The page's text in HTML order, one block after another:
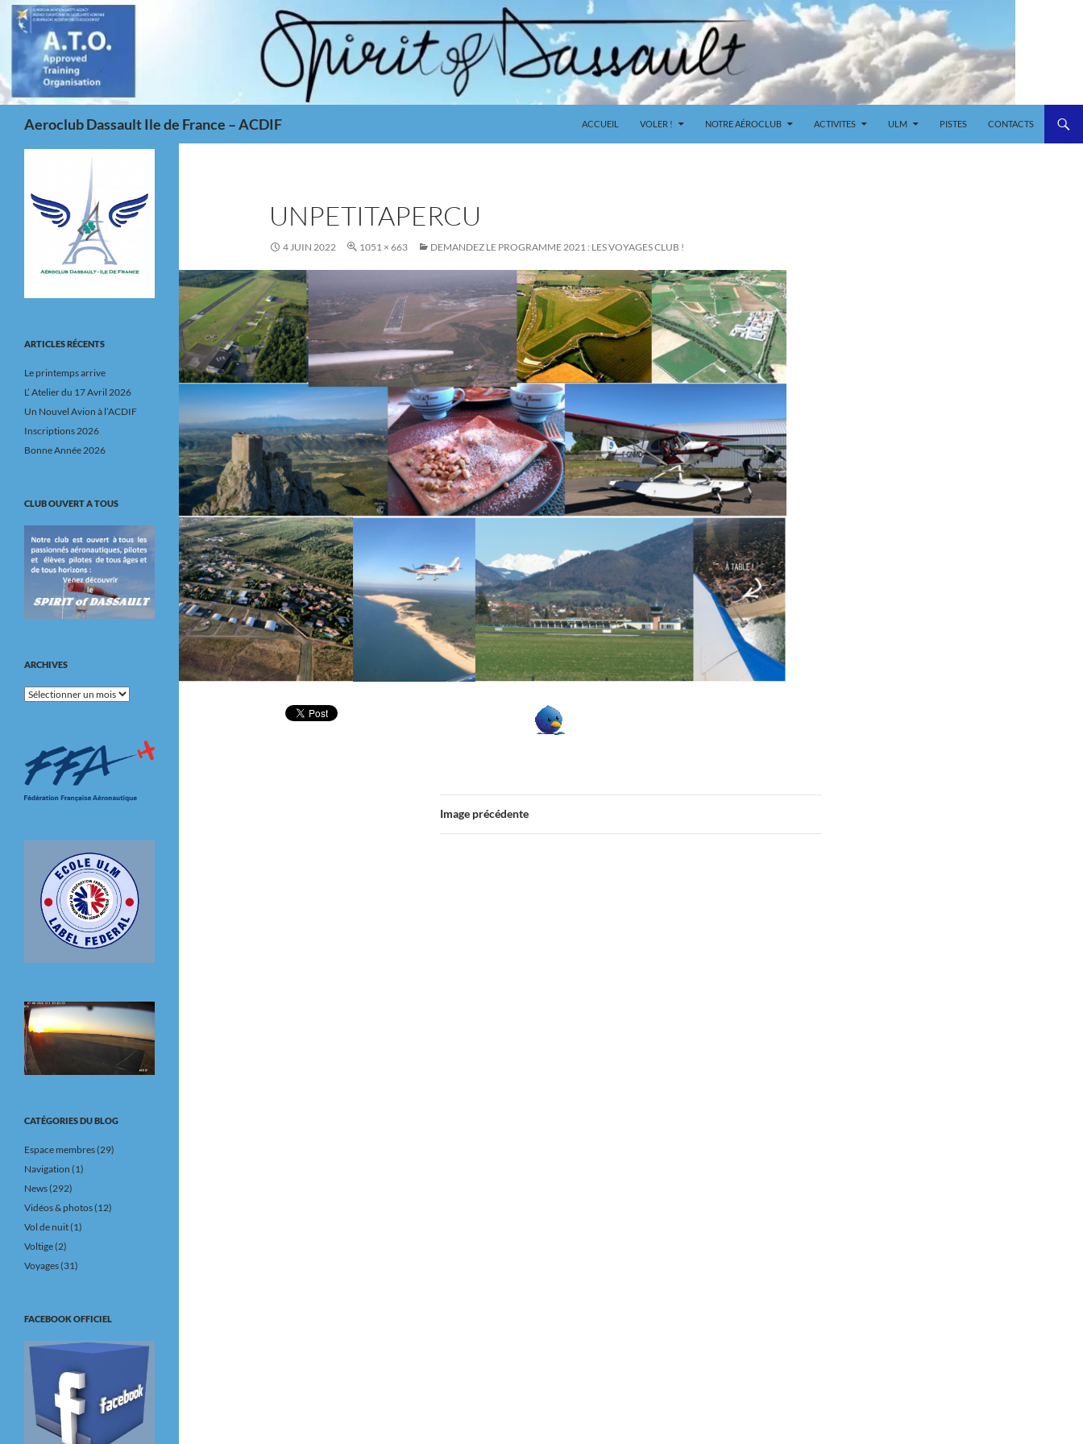
Aller
contenu
Aeroclub Dassault Ile de France – ACDIF ACCUEIL VOLER ! NOTRE AÉROCLUB ACTIVITES ULM PISTES CONTACTS
UNPETITAPERCU
4 JUIN 2022 1051 × 663 DEMANDEZ LE PROGRAMME 2021 : LES VOYAGES CLUB !
Image précédente
ARTICLES RÉCENTS
Le printemps arrive
L’ Atelier du 17 Avril 2026
Un Nouvel Avion à l’ACDIF
Inscriptions 2026
Bonne Année 2026
CLUB OUVERT A TOUS
ARCHIVES
Archives
CATÉGORIES DU BLOG
Espace membres(29)
Navigation (1)
News(292)
Vidéos & photos(12)
Vol de nuit(1)
Voltige(2)
Voyages(31)
FACEBOOK OFFICIEL